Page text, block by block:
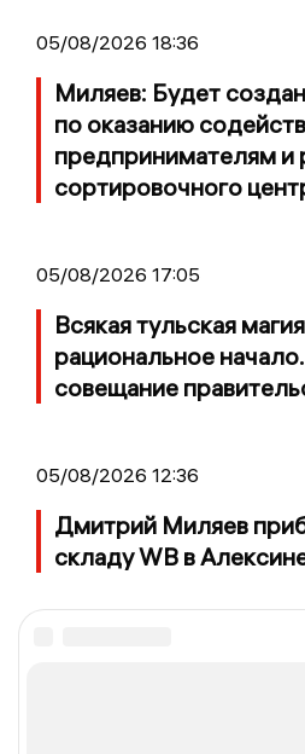
05/08/2026 18:36
Миляев: Будет
по оказанию
предпринимателям и
сортировочного
05/08/2026 17:05
Всякая тульская
рациональное
совещание
05/08/2026 12:36
Дмитрий Миляев
складу WB в